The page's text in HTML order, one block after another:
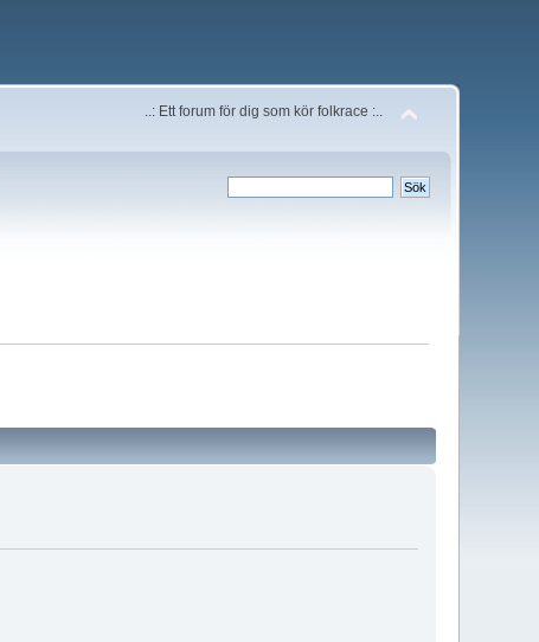
..: Ett forum för dig som kör folkrace :..